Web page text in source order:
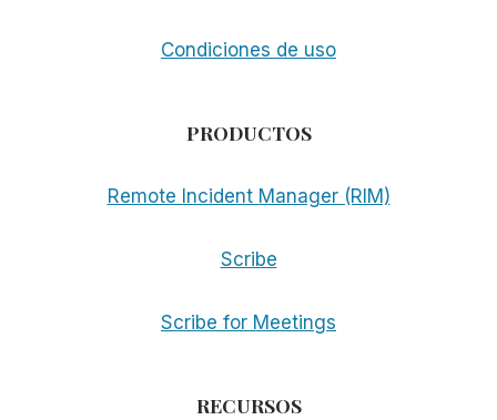
Condiciones de uso
PRODUCTOS
Remote Incident Manager (RIM)
Scribe
Scribe for Meetings
RECURSOS